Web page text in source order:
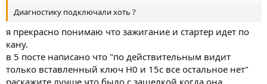
т
ь
з
а
ь
п
р
о
Диагностику подключали хоть ?
я прекрасно понимаю что зажигание и стартер идет по
кану.
в 5 посте написано что "по действительным видит
только вставленный ключ H0 и 15с все остальное нет"
раскажите лучше что было с защелкой когда она